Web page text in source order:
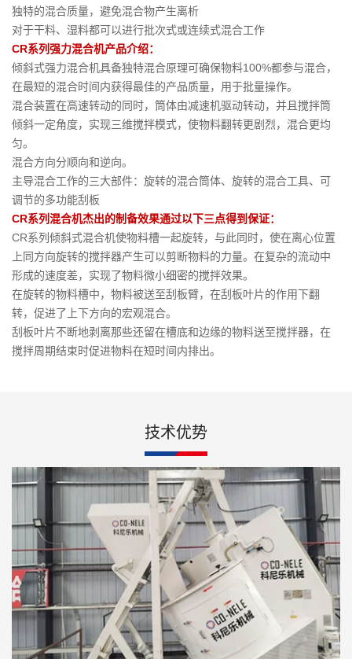
独特的混合质量，避免混合物产生离析
对于干料、湿料都可以进行批次式或连续式混合工作
CR系列强力混合机产品介绍：
倾斜式强力混合机具备独特混合原理可确保物料100%都参与混合，
在最短的混合时间内获得最佳的产品质量，用于批量操作。
混合装置在高速转动的同时，筒体由减速机驱动转动，并且搅拌筒
倾斜一定角度，实现三维搅拌模式，使物料翻转更剧烈，混合更均
匀。
混合方向分顺向和逆向。
主导混合工作的三大部件：旋转的混合筒体、旋转的混合工具、可
调节的多功能刮板
CR系列混合机杰出的制备效果通过以下三点得到保证：
CR系列倾斜式混合机使物料槽一起旋转，与此同时，使在离心位置
上同方向旋转的搅拌器产生可以剪断物料的力量。在复杂的流动中
形成的速度差，实现了物料微小细密的搅拌效果。
在旋转的物料槽中，物料被送至刮板臂，在刮板叶片的作用下翻
转，促进了上下方向的宏观混合。
刮板叶片不断地剥离那些还留在槽底和边缘的物料送至搅拌器，在
搅拌周期结束时促进物料在短时间内排出。
技术优势